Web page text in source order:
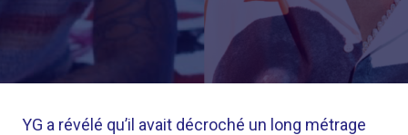
YG a révélé qu’il avait décroché un long métrage